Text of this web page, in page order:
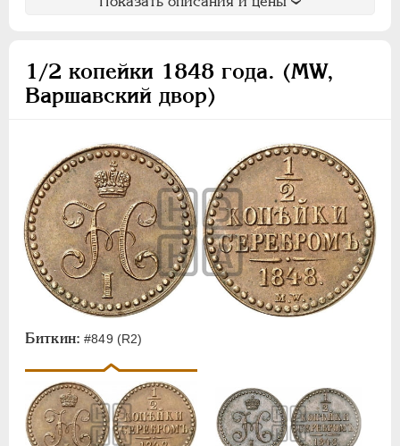
1/2 копейки 1848 года. (MW,
Варшавский двор)
Биткин: #849 (R2)